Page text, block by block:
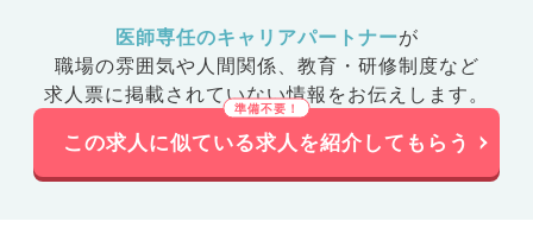
医師専任のキャリアパートナーが
職場の雰囲気や人間関係、 教育・研修制度など
求人票に掲載されていない情報をお伝えします。
この求人に似ている求人を紹介してもらう